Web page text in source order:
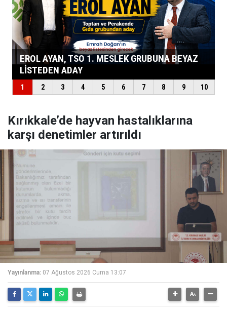
Kırıkkale’de hayvan hastalıklarına
karşı denetimler artırıldı
Yayınlanma: 07 Ağustos 2026 Cuma 13:07